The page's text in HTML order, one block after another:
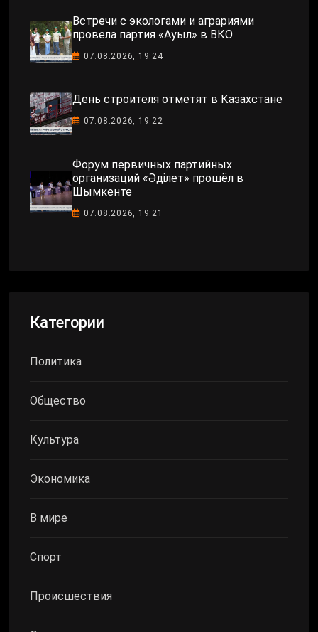
Встречи с экологами и аграриями
провела партия «Ауыл» в ВКО
07.08.2026, 19:24
День строителя отметят в Казахстане
07.08.2026, 19:22
Форум первичных партийных
организаций «Әділет» прошёл в
Шымкенте
07.08.2026, 19:21
Категории
Политика
Общество
Культура
Экономика
В мире
Спорт
Происшествия